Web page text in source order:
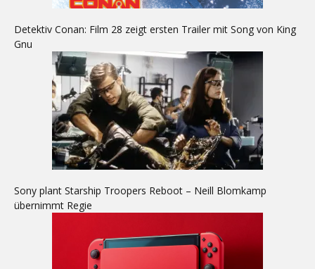
Detektiv Conan: Film 28 zeigt ersten Trailer mit Song von King
Gnu
Sony plant Starship Troopers Reboot – Neill Blomkamp
übernimmt Regie